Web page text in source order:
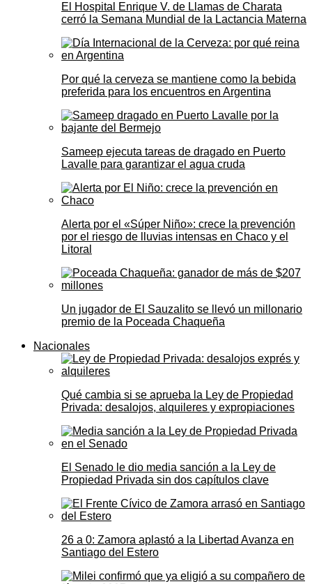
El Hospital Enrique V. de Llamas de Charata
cerró la Semana Mundial de la Lactancia Materna
Por qué la cerveza se mantiene como la bebida
preferida para los encuentros en Argentina
Sameep ejecuta tareas de dragado en Puerto
Lavalle para garantizar el agua cruda
Alerta por el «Súper Niño»: crece la prevención
por el riesgo de lluvias intensas en Chaco y el
Litoral
Un jugador de El Sauzalito se llevó un millonario
premio de la Poceada Chaqueña
Nacionales
Qué cambia si se aprueba la Ley de Propiedad
Privada: desalojos, alquileres y expropiaciones
El Senado le dio media sanción a la Ley de
Propiedad Privada sin dos capítulos clave
26 a 0: Zamora aplastó a la Libertad Avanza en
Santiago del Estero